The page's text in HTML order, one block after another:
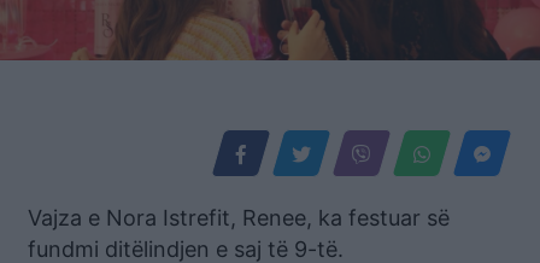
Vajza e Nora Istrefit, Renee, ka festuar së
fundmi ditëlindjen e saj të 9-të.